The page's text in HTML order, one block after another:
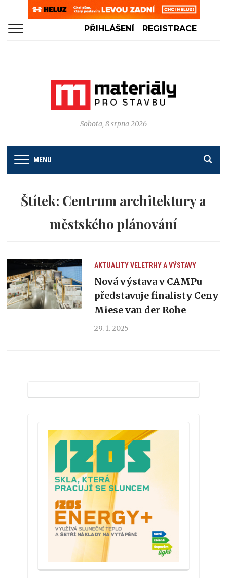
PŘIHLÁŠENÍ REGISTRACE
Sobota, 8 srpna 2026
MENU
Štítek: Centrum architektury a
městského plánování
AKTUALITYVELETRHY A VÝSTAVY
Nová výstava v CAMPu
představuje finalisty Ceny
Miese van der Rohe
29. 1. 2025